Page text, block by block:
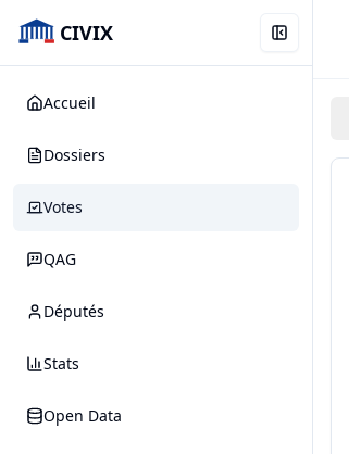
CIVIX
Accueil
Dossiers
Votes
QAG
Députés
Stats
Open Data